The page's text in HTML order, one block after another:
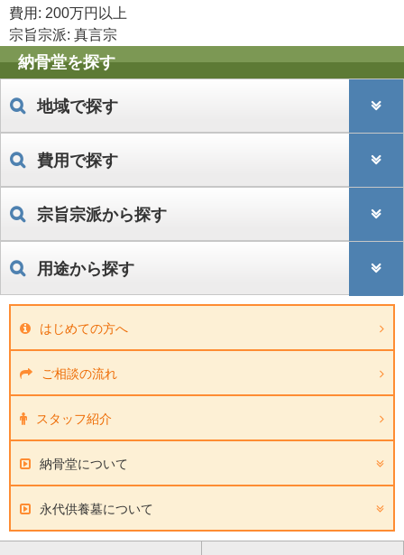
費用: 200万円以上
宗旨宗派: 真言宗
納骨堂を探す
地域で探す
費用で探す
宗旨宗派から探す
用途から探す
はじめての方へ
ご相談の流れ
スタッフ紹介
納骨堂について
永代供養墓について